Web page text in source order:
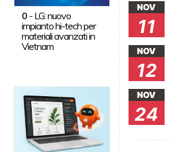
0 - LG: nuovo
impianto hi-tech per
materiali avanzati in
Vietnam
NOV
11
NOV
12
NOV
24